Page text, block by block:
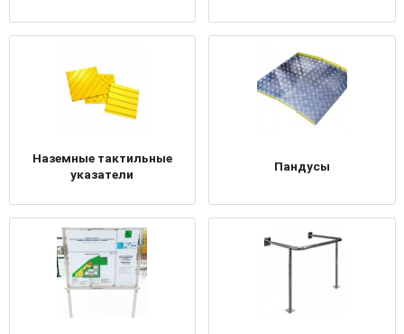
Наземные тактильные
указатели
Пандусы